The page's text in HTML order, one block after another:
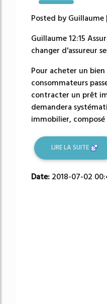
4977%
Posted by Guillaume
Guillaume 12:15
changer d'assureur
Pour acheter un
consommateurs
contracter un prêt
demandera
immobilier,
LIRE LA SUITE
Date: 2018-07-02